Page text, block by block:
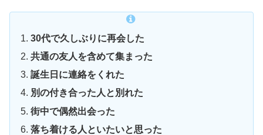
30代で久しぶりに再会した
共通の友人を含めて集まった
誕生日に連絡をくれた
別の付き合った人と別れた
街中で偶然出会った
落ち着ける人といたいと思った